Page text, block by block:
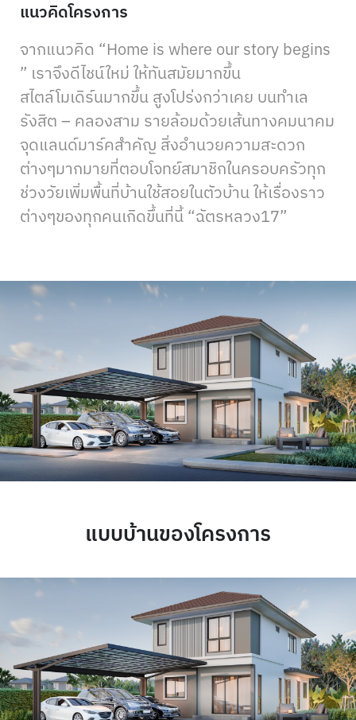
แนวคิดโครงการ
จากแนวคิด “Home is where our story begins
” เราจึงดีไชน์ใหม่ ให้ทันสมัยมากขึ้น
สไตล์โมเดิร์นมากขึ้น สูงโปร่งกว่าเคย บนทำเล
รังสิต – คลองสาม รายล้อมด้วยเส้นทางคมนาคม
จุดแลนด์มาร์คสำคัญ สิ่งอำนวยความสะดวก
ต่างๆมากมายที่ตอบโจทย์สมาชิกในครอบครัวทุก
ช่วงวัยเพิ่มพื้นที่บ้านใช้สอยในตัวบ้าน ให้เรื่องราว
ต่างๆของทุกคนเกิดขึ้นที่นี้ “ฉัตรหลวง17”
แบบบ้านของโครงการ